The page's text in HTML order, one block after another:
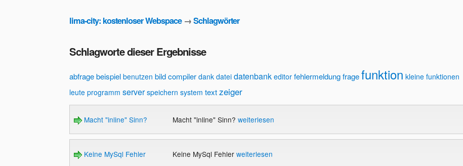
lima-city: kostenloser Webspace→Schlagwörter
Schlagworte dieser Ergebnisse
abfragebeispiel benutzen bildcompiler dank datei datenbank editor fehlermeldungfragefunktion kleine funktionen
leute programm server speichern system textzeiger
Macht "inline" Sinn? Macht "inline" Sinn? weiterlesen
Keine MySql Fehler Keine MySql Fehler weiterlesen